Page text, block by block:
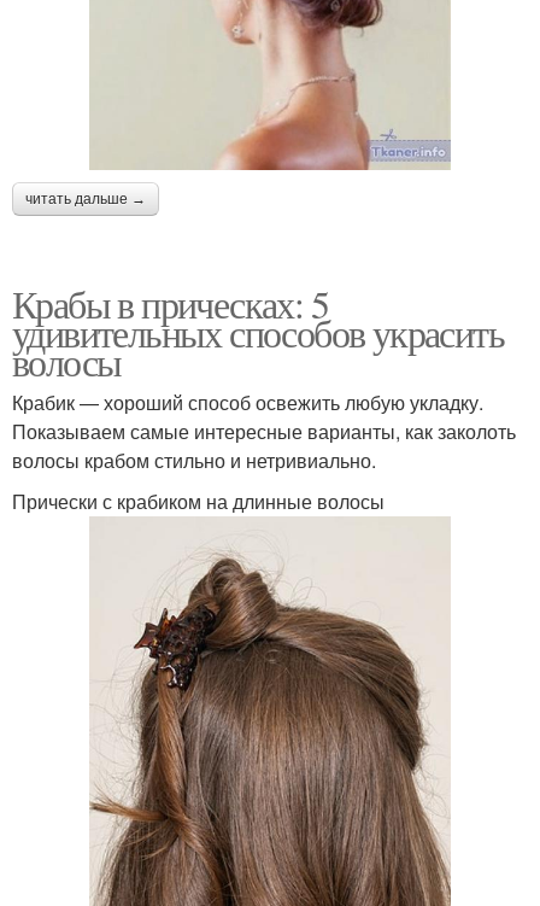
читать дальше →
Крабы в прическах: 5
удивительных способов украсить
волосы
Крабик — хороший способ освежить любую укладку.
Показываем самые интересные варианты, как заколоть
волосы крабом стильно и нетривиально.
Прически с крабиком на длинные волосы